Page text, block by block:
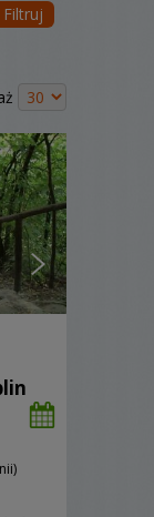
Filtruj